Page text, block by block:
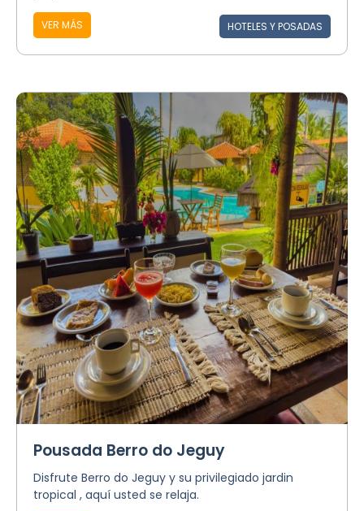
VER MÁS HOTELES Y POSADAS
Pousada Berro do Jeguy
Disfrute Berro do Jeguy y su privilegiado jardin
tropical , aquí usted se relaja.